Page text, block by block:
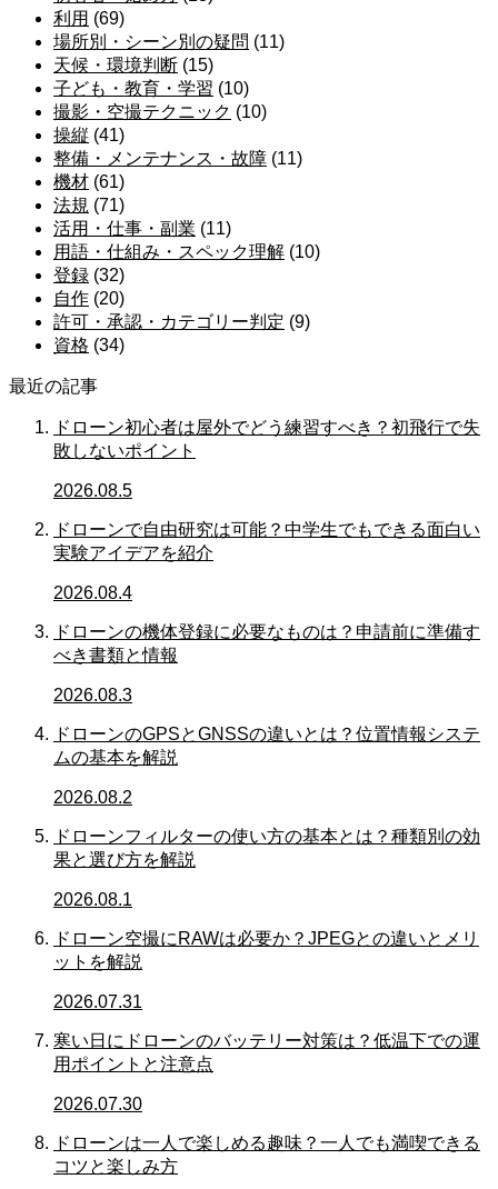
利用 (69)
場所別・シーン別の疑問 (11)
天候・環境判断 (15)
子ども・教育・学習 (10)
撮影・空撮テクニック (10)
操縦 (41)
整備・メンテナンス・故障 (11)
機材 (61)
法規 (71)
活用・仕事・副業 (11)
用語・仕組み・スペック理解 (10)
登録 (32)
自作 (20)
許可・承認・カテゴリー判定 (9)
資格 (34)
最近の記事
ドローン初心者は屋外でどう練習すべき？初飛行で失
敗しないポイント
2026.08.5
ドローンで自由研究は可能？中学生でもできる面白い
実験アイデアを紹介
2026.08.4
ドローンの機体登録に必要なものは？申請前に準備す
べき書類と情報
2026.08.3
ドローンのGPSとGNSSの違いとは？位置情報システ
ムの基本を解説
2026.08.2
ドローンフィルターの使い方の基本とは？種類別の効
果と選び方を解説
2026.08.1
ドローン空撮にRAWは必要か？JPEGとの違いとメリ
ットを解説
2026.07.31
寒い日にドローンのバッテリー対策は？低温下での運
用ポイントと注意点
2026.07.30
ドローンは一人で楽しめる趣味？一人でも満喫できる
コツと楽しみ方